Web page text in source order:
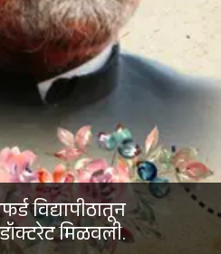
विद्यापीठातून
मिळवली.